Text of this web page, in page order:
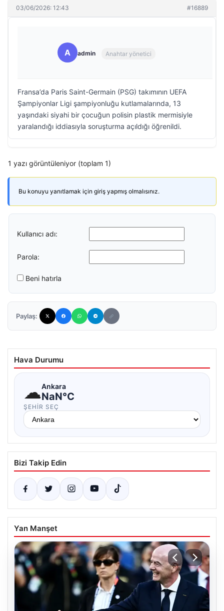
03/06/2026: 12:43 #16889
A admin Anahtar yönetici
Fransa’da Paris Saint-Germain (PSG) takımının UEFA
Şampiyonlar Ligi şampiyonluğu kutlamalarında, 13
yaşındaki siyahi bir çocuğun polisin plastik mermisiyle
yaralandığı iddiasıyla soruşturma açıldığı öğrenildi.
1 yazı görüntüleniyor (toplam 1)
Bu konuyu yanıtlamak için giriş yapmış olmalısınız.
Kullanıcı adı:
Parola:
Beni hatırla
Paylaş:
Hava Durumu
☁Ankara
NaN°C
ŞEHIR SEÇ
Bizi Takip Edin
Yan Manşet